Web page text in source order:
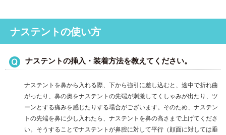
ナステントの使い方
ナステントの挿入・装着方法を教えてください。
ナステントを鼻から入れる際、下から強引に差し込むと、途中で折れ曲
がったり、鼻の奥をナステントの先端が刺激してくしゃみが出たり、ツ
ーンとする痛みを感じたりする場合がございます。そのため、ナステン
トの先端を鼻に少し入れたら、ナステントを鼻の高さまで上げてくださ
い。そうすることでナステントが鼻腔に対して平行（顔面に対しては垂